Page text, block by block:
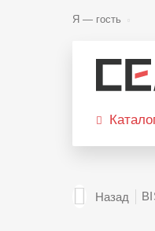
Я — гость
Назад